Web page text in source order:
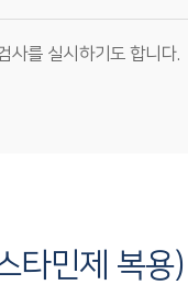
사를 실시하기도 합니다.
타민제 복용)